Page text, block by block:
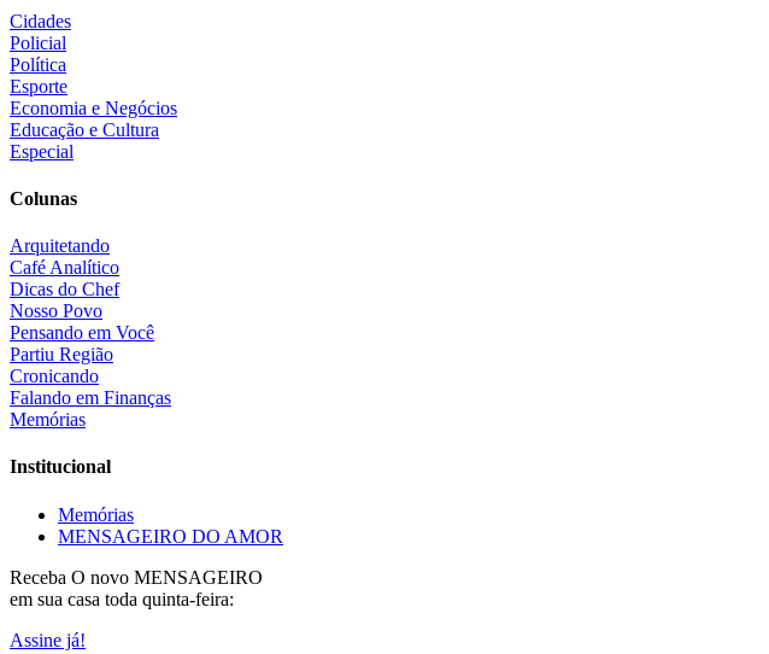
Cidades
Policial
Política
Esporte
Economia e Negócios
Educação e Cultura
Especial
Colunas
Arquitetando
Café Analítico
Dicas do Chef
Nosso Povo
Pensando em Você
Partiu Região
Cronicando
Falando em Finanças
Memórias
Institucional
Memórias
MENSAGEIRO DO AMOR
Receba O novo MENSAGEIRO
em sua casa toda quinta-feira:
Assine já!